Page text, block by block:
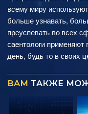
всему миру
больше узнавать,
преуспевать во всех
саентологи
день, будь то в своих
ВАМ ТАКЖЕ